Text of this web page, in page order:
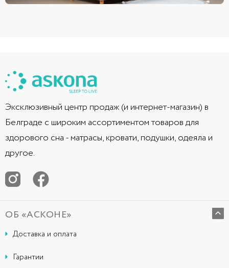
Эксклюзивный центр продаж (и интернет-магазин) в
Белграде с широким ассортиментом товаров для
здорового сна - матрасы, кровати, подушки, одеяла и
другое.
ОБ «АСКОНЕ»
Доставка и оплата
Гарантии